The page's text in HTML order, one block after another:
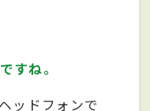
すね。
ッドフォンで